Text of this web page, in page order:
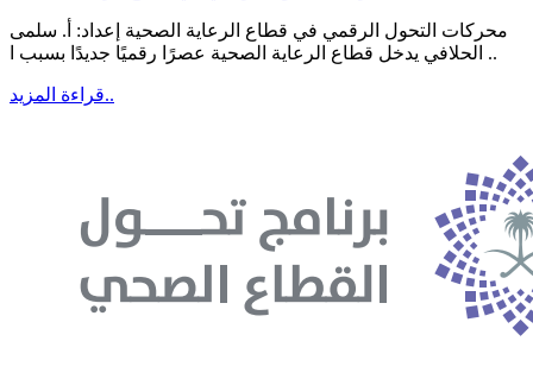
محركات التحول الرقمي في قطاع الرعاية الصحية إعداد: أ. سلمى
الحلافي يدخل قطاع الرعاية الصحية عصرًا رقميًا جديدًا بسبب ا ..
قراءة المزيد..